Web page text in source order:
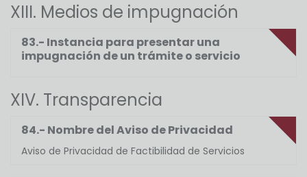
XIII. Medios de impugnación
83.- Instancia para presentar una
impugnación de un trámite o servicio
XIV. Transparencia
84.- Nombre del Aviso de Privacidad
Aviso de Privacidad de Factibilidad de Servicios